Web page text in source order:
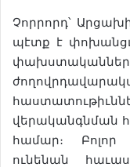
Չորրորդ՝
պէտք է
վերականգնման
համար։
ունենան